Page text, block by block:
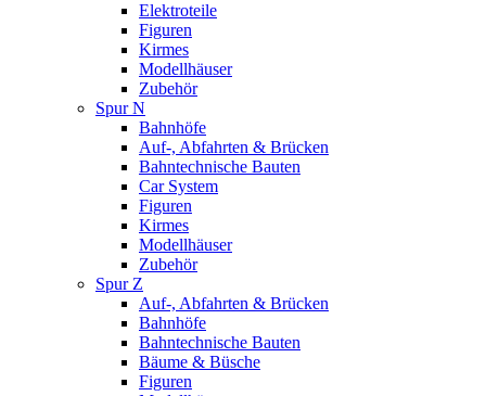
Elektroteile
Figuren
Kirmes
Modellhäuser
Zubehör
Spur N
Bahnhöfe
Auf-, Abfahrten & Brücken
Bahntechnische Bauten
Car System
Figuren
Kirmes
Modellhäuser
Zubehör
Spur Z
Auf-, Abfahrten & Brücken
Bahnhöfe
Bahntechnische Bauten
Bäume & Büsche
Figuren